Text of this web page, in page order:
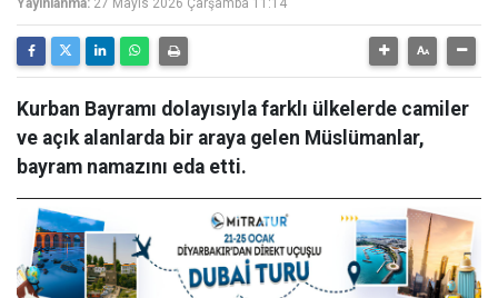
Yayınlanma: 27 Mayıs 2026 Çarşamba 11:14
Kurban Bayramı dolayısıyla farklı ülkelerde camiler
ve açık alanlarda bir araya gelen Müslümanlar,
bayram namazını eda etti.